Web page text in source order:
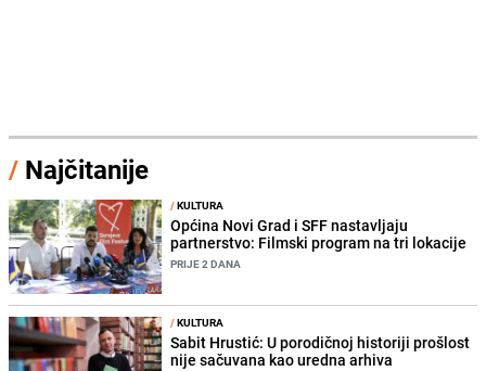
/ Najčitanije
/KULTURA
Općina Novi Grad i SFF nastavljaju
partnerstvo: Filmski program na tri lokacije
PRIJE 2 DANA
/KULTURA
Sabit Hrustić: U porodičnoj historiji prošlost
nije sačuvana kao uredna arhiva